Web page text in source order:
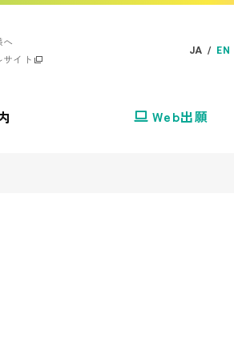
イト
JA / EN
Web出願